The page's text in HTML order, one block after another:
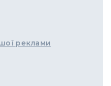
реклами